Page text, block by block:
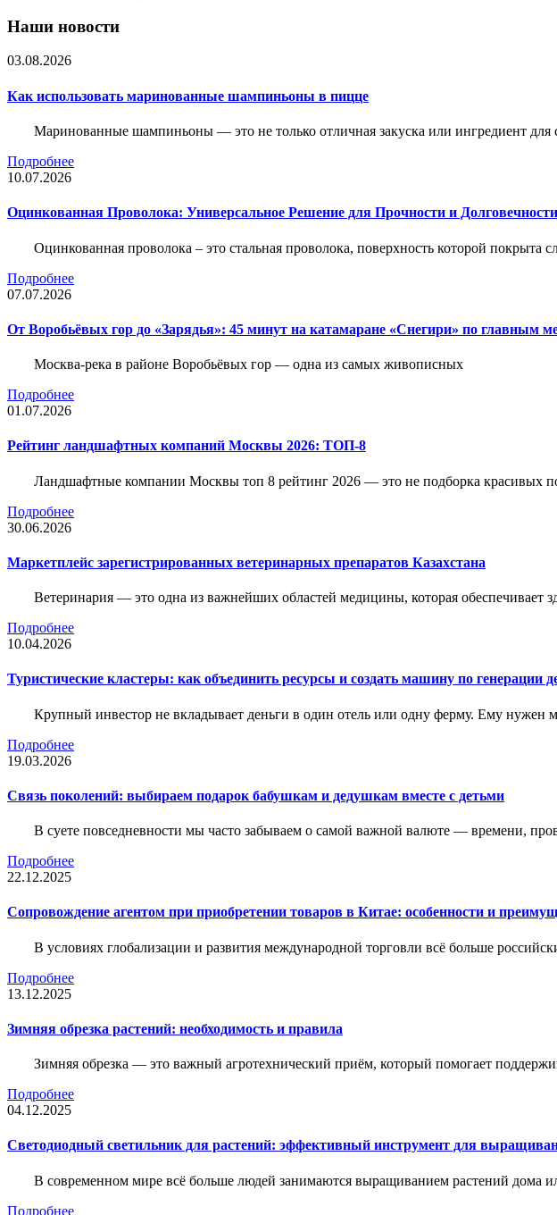
Наши новости
03.08.2026
Как использовать маринованные шампиньоны в пицце
Маринованные шампиньоны — это не только отличная закуска или ингредиент
Подробнее
10.07.2026
Оцинкованная Проволока: Универсальное Решение для Прочности и Долговечности
Оцинкованная проволока – это стальная проволока, поверхность которой покрыта
Подробнее
07.07.2026
От Воробьёвых гор до «Зарядья»: 45 минут на катамаране «Снегири» по главным
Москва-река в районе Воробьёвых гор — одна из самых живописных
Подробнее
01.07.2026
Рейтинг ландшафтных компаний Москвы 2026: ТОП-8
Ландшафтные компании Москвы топ 8 рейтинг 2026 — это не подборка красивых
Подробнее
30.06.2026
Маркетплейс зарегистрированных ветеринарных препаратов Казахстана
Ветеринария — это одна из важнейших областей медицины, которая обеспечивает
Подробнее
10.04.2026
Туристические кластеры: как объединить ресурсы и создать машину по генерации
Крупный инвестор не вкладывает деньги в один отель или одну ферму. Ему нужен
Подробнее
19.03.2026
Связь поколений: выбираем подарок бабушкам и дедушкам вместе с детьми
В суете повседневности мы часто забываем о самой важной валюте — времени,
Подробнее
22.12.2025
Сопровождение агентом при приобретении товаров в Китае: особенности и
В условиях глобализации и развития международной торговли всё больше
Подробнее
13.12.2025
Зимняя обрезка растений: необходимость и правила
Зимняя обрезка — это важный агротехнический приём, который помогает
Подробнее
04.12.2025
Светодиодный светильник для растений: эффективный инструмент для
В современном мире всё больше людей занимаются выращиванием растений дома
Подробнее